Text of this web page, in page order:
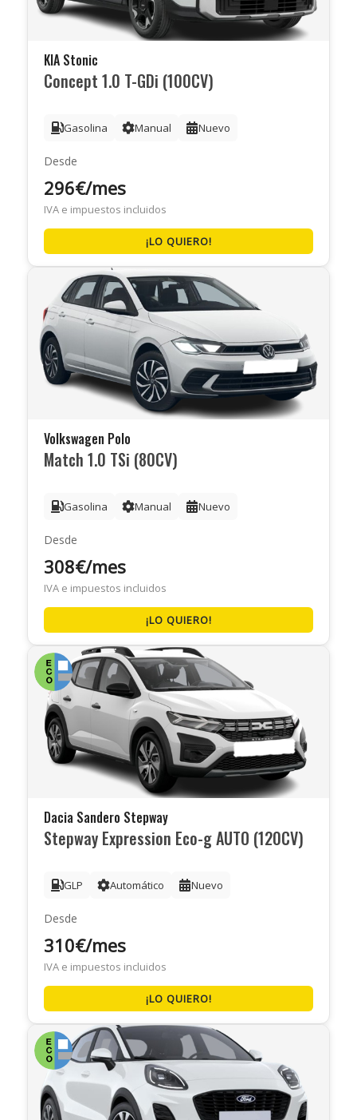
KIA Stonic
Concept 1.0 T-GDi (100CV)
Gasolina Manual Nuevo
Desde
296€/mes
IVA e impuestos incluidos
¡LO QUIERO!
Volkswagen Polo
Match 1.0 TSi (80CV)
Gasolina Manual Nuevo
Desde
308€/mes
IVA e impuestos incluidos
¡LO QUIERO!
Dacia Sandero Stepway
Stepway Expression Eco-g AUTO (120CV)
GLP Automático Nuevo
Desde
310€/mes
IVA e impuestos incluidos
¡LO QUIERO!